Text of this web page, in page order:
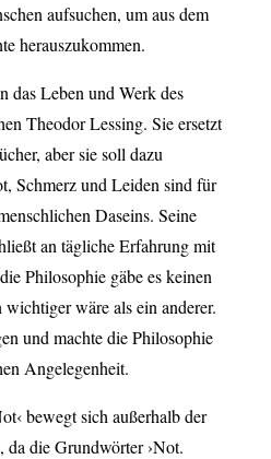
aufsuchen, um aus dem
herauszukommen.
das Leben und Werk des
Theodor Lessing. Sie ersetzt
aber sie soll dazu
Schmerz und Leiden sind für
Daseins. Seine
an tägliche Erfahrung mit
Philosophie gäbe es keinen
wäre als ein anderer.
und machte die Philosophie
Angelegenheit.
bewegt sich außerhalb der
da die Grundwörter ›Not.